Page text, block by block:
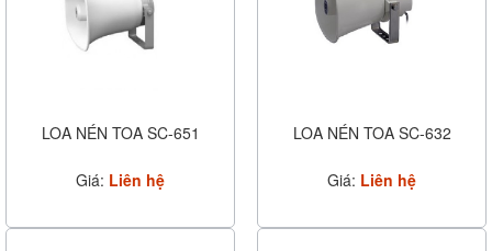
LOA NÉN TOA SC-651
Giá: Liên hệ
LOA NÉN TOA SC-632
Giá: Liên hệ